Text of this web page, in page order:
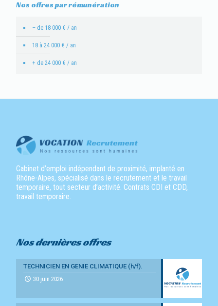
Nos offres par rémunération
– de 18 000 € / an
18 à 24 000 € / an
+ de 24 000 € / an
Cabinet d’emploi indépendant de proximité, implanté en
Rhône-Alpes, spécialisé dans le recrutement et le travail
temporaire, tout secteur d’activité. Contrats CDI et CDD,
travail temporaire.
Nos dernières offres
TECHNICIEN EN GENIE CLIMATIQUE (h/f).
30 juin 2026